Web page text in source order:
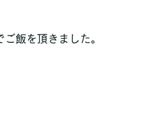
飯を頂きました。